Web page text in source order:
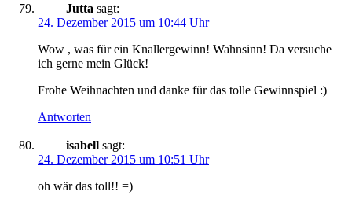
Jutta sagt:
24. Dezember 2015 um 10:44 Uhr
Wow , was für ein Knallergewinn! Wahnsinn! Da versuche
ich gerne mein Glück!
Frohe Weihnachten und danke für das tolle Gewinnspiel :)
Antworten
isabell sagt:
24. Dezember 2015 um 10:51 Uhr
oh wär das toll!! =)